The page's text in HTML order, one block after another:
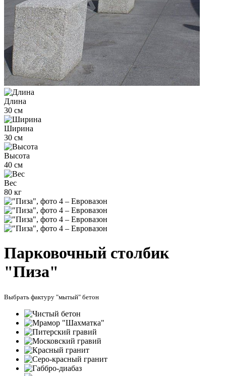
Длина
30 см
Ширина
30 см
Высота
40 см
Вес
80 кг
Парковочный столбик
"Пиза"
Выбрать фактуру "мытый" бетон